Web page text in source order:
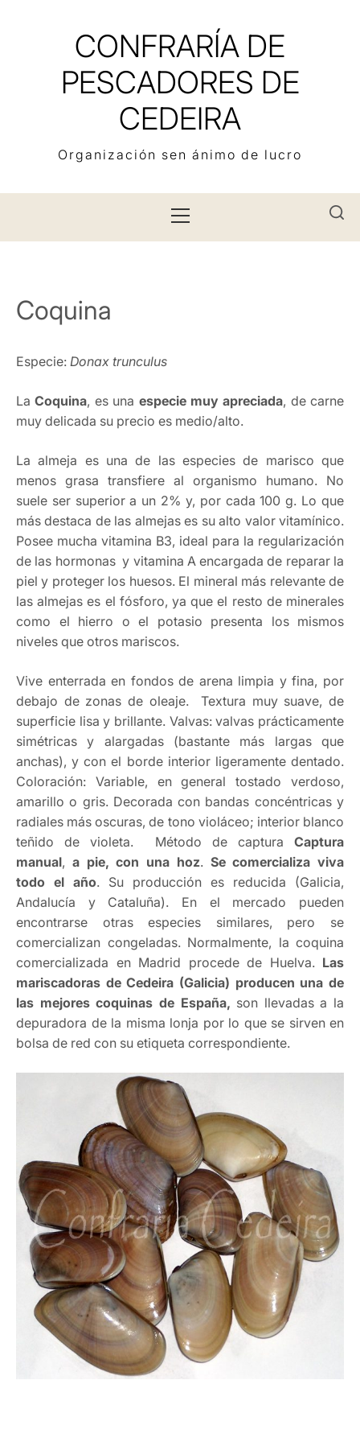
CONFRARÍA DE
PESCADORES DE
CEDEIRA
Organización sen ánimo de lucro
principal
Coquina
Especie: Donax trunculus
LaCoquina, es una especie muy apreciada, de carne
muy delicada su precio es medio/alto.
La almeja es una de las especies de marisco que
menos grasa transfiere al organismo humano. No
suele ser superior a un 2% y, por cada 100 g. Lo que
más destaca de las almejas es su alto valor vitamínico.
Posee mucha vitamina B3, ideal para la regularización
de las hormonas y vitamina A encargada de reparar la
piel y proteger los huesos. El mineral más relevante de
las almejas es el fósforo, ya que el resto de minerales
como el hierro o el potasio presenta los mismos
niveles que otros mariscos.
Vive enterrada en fondos de arena limpia y fina, por
debajo de zonas de oleaje. Textura muy suave, de
superficie lisa y brillante. Valvas: valvas prácticamente
simétricas y alargadas (bastante más largas que
anchas), y con el borde interior ligeramente dentado.
Coloración: Variable, en general tostado verdoso,
amarillo o gris. Decorada con bandas concéntricas y
radiales más oscuras, de tono violáceo; interior blanco
teñido de violeta. Método de captura Captura
manual, a pie, con una hoz. Se comercializa viva
todo el año. Su producción es reducida (Galicia,
Andalucía y Cataluña). En el mercado pueden
encontrarse otras especies similares, pero se
comercializan congeladas. Normalmente, la coquina
comercializada en Madrid procede de Huelva. Las
mariscadoras de Cedeira (Galicia) producen una de
las mejores coquinas de España, son llevadas a la
depuradora de la misma lonja por lo que se sirven en
bolsa de red con su etiqueta correspondiente.